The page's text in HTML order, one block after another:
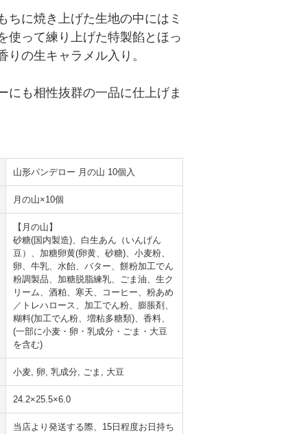
ちに焼き上げた生地の中にはミ
使って練り上げた特製餡とほっ
りの生キャラメル入り。
にも相性抜群の一品に仕上げま
山形パンデロー 月の山 10個入
月の山×10個
【月の山】
砂糖(国内製造)、白生あん（いんげん
豆）、加糖卵黄(卵黄、砂糖)、小麦粉、
卵、牛乳、水飴、バター、餅粉加工でん
粉調製品、加糖脱脂練乳、ごま油、生ク
リーム、酒粕、寒天、コーヒー、粉あめ
／トレハロース、加工でん粉、膨脹剤、
糊料(加工でん粉、増粘多糖類)、香料、
(一部に小麦・卵・乳成分・ごま・大豆
を含む)
小麦, 卵, 乳成分, ごま, 大豆
24.2×25.5×6.0
当店より発送する際、15日程度お日持ち